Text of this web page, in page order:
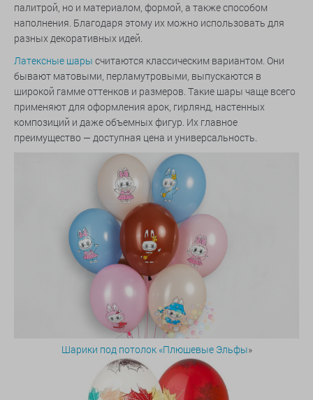
палитрой, но и материалом, формой, а также способом
наполнения. Благодаря этому их можно использовать для
разных декоративных идей.
Латексные шары считаются классическим вариантом. Они
бывают матовыми, перламутровыми, выпускаются в
широкой гамме оттенков и размеров. Такие шары чаще всего
применяют для оформления арок, гирлянд, настенных
композиций и даже объемных фигур. Их главное
преимущество — доступная цена и универсальность.
Шарики под потолок «Плюшевые Эльфы»